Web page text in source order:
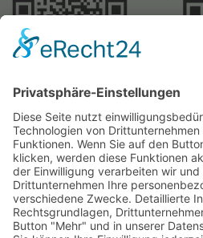
Webseite:Angelatlas Sachsen
Kontakte